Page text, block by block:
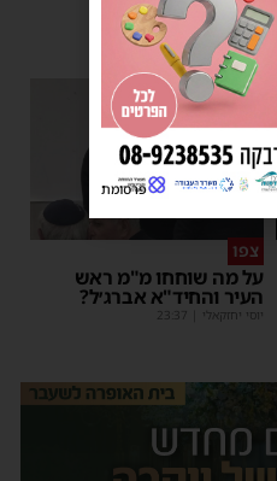
1
צפו
על מה שוחחו מ"מ ראש
העיר והחיד"א אברג׳ל?
יוסי יחזקאלי 23:37
פרסומת